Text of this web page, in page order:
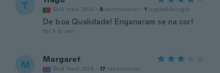
T Gick med 2016 · 8 recensioner · 1 uppladdningar
De boa Qualidade! Enganaram se na cor!
för 5 år sen
M Margaret
Gick med 2018 · 17 recensioner